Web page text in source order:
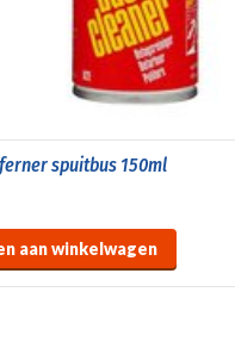
spuitbus 150ml
aan winkelwagen